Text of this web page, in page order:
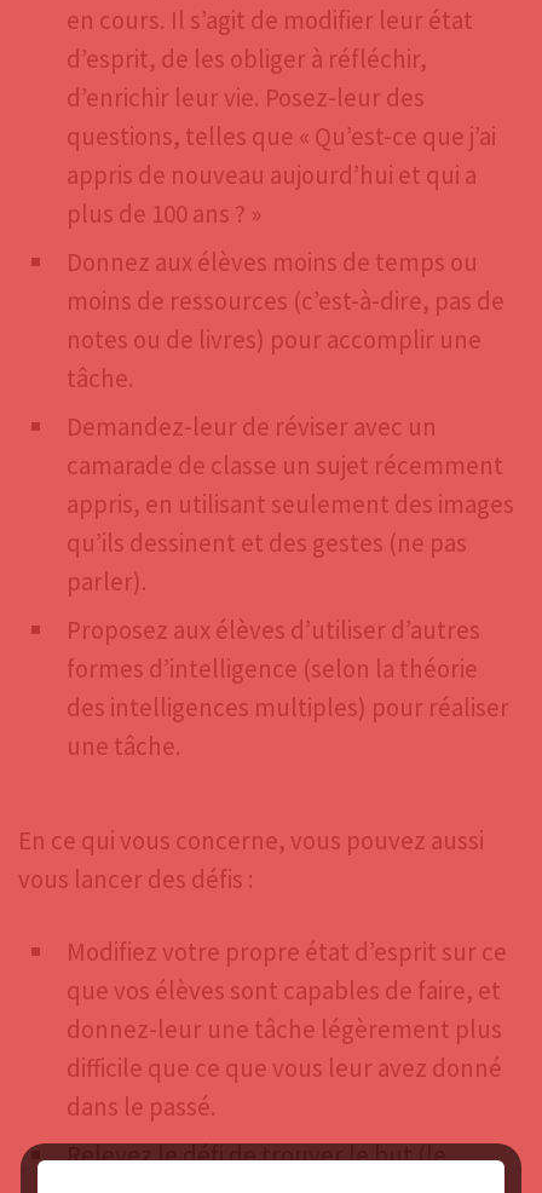
en cours. Il s’agit de modifier leur état
d’esprit, de les obliger à réfléchir,
d’enrichir leur vie. Posez-leur des
questions, telles que « Qu’est-ce que j’ai
appris de nouveau aujourd’hui et qui a
plus de 100 ans ? »
Donnez aux élèves moins de temps ou
moins de ressources (c’est-à-dire, pas de
notes ou de livres) pour accomplir une
tâche.
Demandez-leur de réviser avec un
camarade de classe un sujet récemment
appris, en utilisant seulement des images
qu’ils dessinent et des gestes (ne pas
parler).
Proposez aux élèves d’utiliser d’autres
formes d’intelligence (selon la théorie
des intelligences multiples) pour réaliser
une tâche.
En ce qui vous concerne, vous pouvez aussi
vous lancer des défis :
Modifiez votre propre état d’esprit sur ce
que vos élèves sont capables de faire, et
donnez-leur une tâche légèrement plus
difficile que ce que vous leur avez donné
dans le passé.
Relevez le défi de trouver le but (le